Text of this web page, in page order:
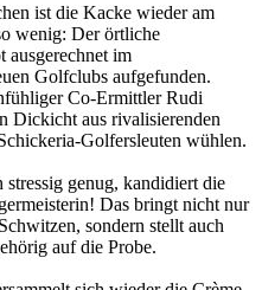
ist die Kacke wieder am
wenig: Der örtliche
ausgerechnet im
Golfclubs aufgefunden.
Co-Ermittler Rudi
Dickicht aus rivalisierenden
Golfersleuten wühlen.
genug, kandidiert die
Das bringt nicht nur
sondern stellt auch
auf die Probe.